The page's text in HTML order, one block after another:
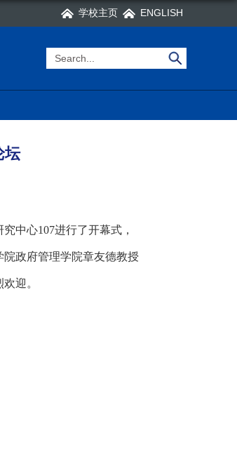
学校主页 ENGLISH
坛
究中心107进行了开幕式，
政府管理学院章友德教授
迎。